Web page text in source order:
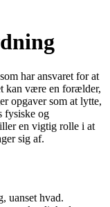
har ansvaret for at
kan være en forælder,
opgaver som at lytte,
fysiske og
en vigtig rolle i at
sig af.
uanset hvad.